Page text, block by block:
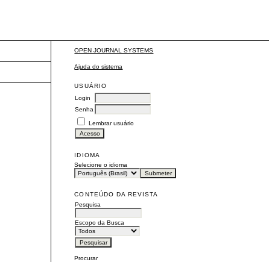
OPEN JOURNAL SYSTEMS
Ajuda do sistema
USUÁRIO
Login
Senha
Lembrar usuário
IDIOMA
Selecione o idioma
CONTEÚDO DA REVISTA
Pesquisa
Escopo da Busca
Procurar